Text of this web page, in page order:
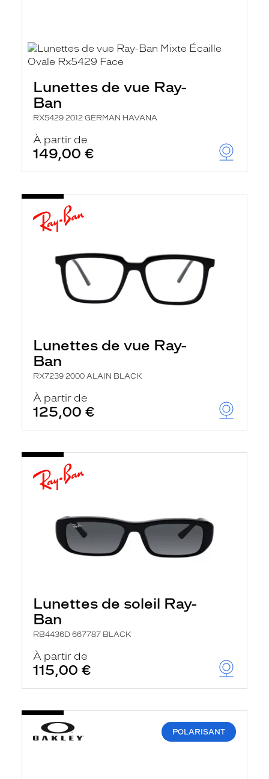
Lunettes de vue Ray-
Ban
RX5429 2012 GERMAN HAVANA
À partir de
149,00 €
Lunettes de vue Ray-
Ban
RX7239 2000 ALAIN BLACK
À partir de
125,00 €
Lunettes de soleil Ray-
Ban
RB4436D 667787 BLACK
À partir de
115,00 €
POLARISANT